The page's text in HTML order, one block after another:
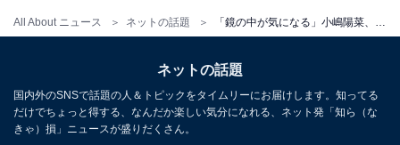
All About ニュース ネットの話題 「鏡の中が気になる」小嶋陽菜、鏡越しに胸元あらわなセクシーショット！ 「エロい〜〜！」と反響
ネットの話題
国内外のSNSで話題の人＆トピックをタイムリーにお届けします。知ってる
だけでちょっと得する、なんだか楽しい気分になれる、ネット発「知ら（な
きゃ）損」ニュースが盛りだくさん。